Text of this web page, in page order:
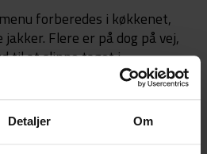
Detaljer Om
forberedes i køkkenet,
Flere er på dog på vej,
til at slippe taget i